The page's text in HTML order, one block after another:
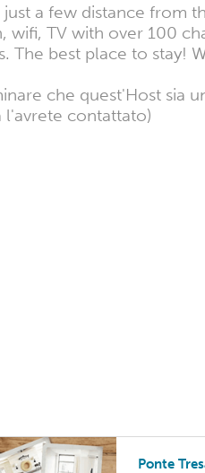
a few distance from
TV with over 100
best place to stay!
che quest'Host sia
l'avrete contattato)
Ponte